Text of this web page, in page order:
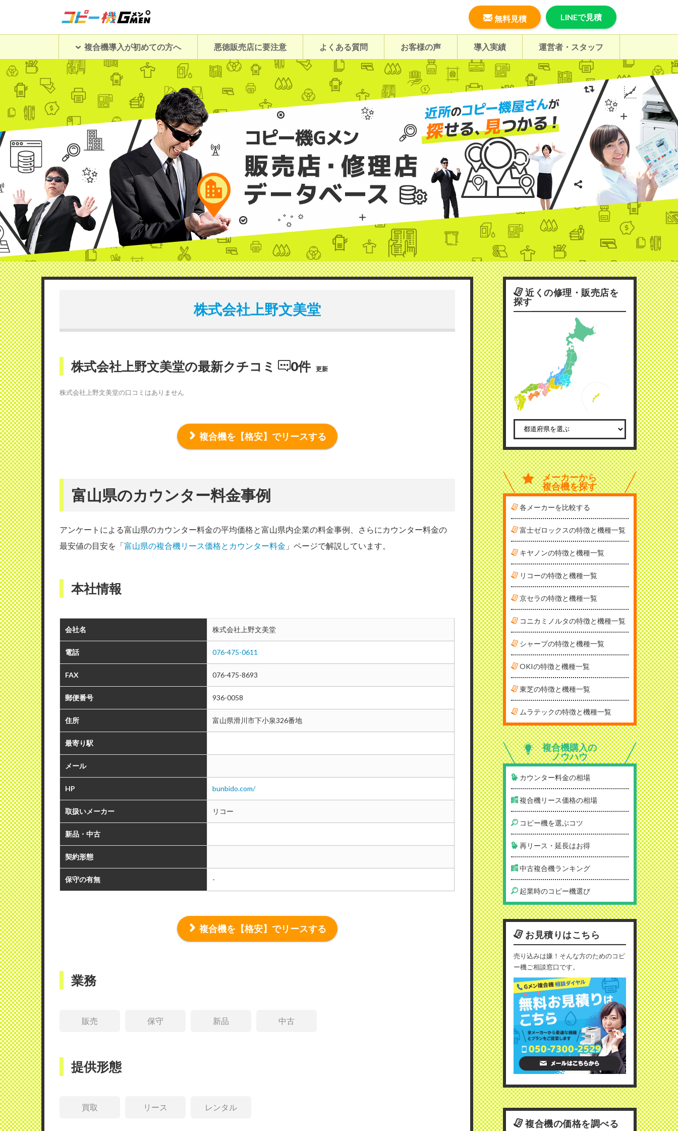
無料見積 LINEで見積
複合機導入が初めての方へ 悪徳販売店に要注意 よくある質問 お客様の声 導入実績 運営者・スタッフ
株式会社上野文美堂
株式会社上野文美堂の最新クチコミ 0件 更新
株式会社上野文美堂の口コミはありません
複合機を【格安】でリースする
富山県のカウンター料金事例
アンケートによる富山県のカウンター料金の平均価格と富山県内企業の料金事例、さらにカウンター料金の
最安値の目安を「富山県の複合機リース価格とカウンター料金 」ページで解説しています。
本社情報
会社名 株式会社上野文美堂
電話 076-475-0611
FAX 076-475-8693
郵便番号 936-0058
住所 富山県滑川市下小泉326番地
最寄り駅
メール
HP bunbido.com/
取扱いメーカー リコー
新品・中古
契約形態
保守の有無 -
複合機を【格安】でリースする
業務
販売 保守 新品 中古
提供形態
買取 リース レンタル
近くの修理・販売店を
探す
メーカーから
複合機を探す
各メーカーを比較する
富士ゼロックスの特徴と機種一覧
キヤノンの特徴と機種一覧
リコーの特徴と機種一覧
京セラの特徴と機種一覧
コニカミノルタの特徴と機種一覧
シャープの特徴と機種一覧
OKIの特徴と機種一覧
東芝の特徴と機種一覧
ムラテックの特徴と機種一覧
複合機購入の
ノウハウ
カウンター料金の相場
複合機リース価格の相場
コピー機を選ぶコツ
再リース・延長はお得
中古複合機ランキング
起業時のコピー機選び
お見積りはこちら
売り込みは嫌！そんな方のためのコピ
ー機ご相談窓口です。
複合機の価格を調べる